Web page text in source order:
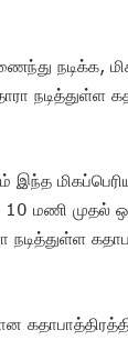
நடிக்க,
நடித்துள்ள
மணி முதல்